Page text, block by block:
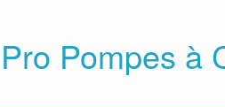
Pro Pompes à